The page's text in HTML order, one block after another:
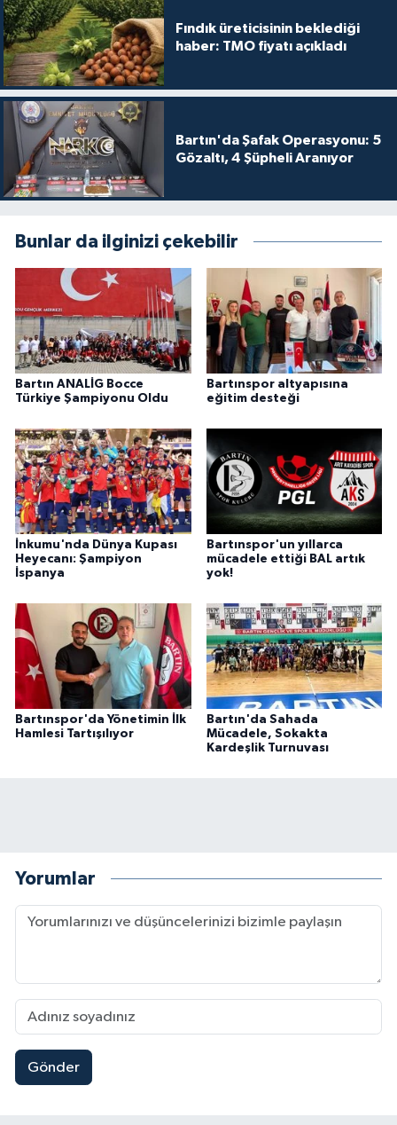
Fındık üreticisinin beklediği
haber: TMO fiyatı açıkladı
Bartın'da Şafak Operasyonu: 5
Gözaltı, 4 Şüpheli Aranıyor
Bunlar da ilginizi çekebilir
Bartın ANALİG Bocce
Türkiye Şampiyonu Oldu
Bartınspor altyapısına
eğitim desteği
İnkumu'nda Dünya Kupası
Heyecanı: Şampiyon
İspanya
Bartınspor'un yıllarca
mücadele ettiği BAL artık
yok!
Bartınspor'da Yönetimin İlk
Hamlesi Tartışılıyor
Bartın'da Sahada
Mücadele, Sokakta
Kardeşlik Turnuvası
Yorumlar
Gönder